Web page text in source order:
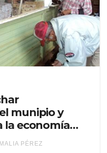
munipio y
la economía
PÉREZ